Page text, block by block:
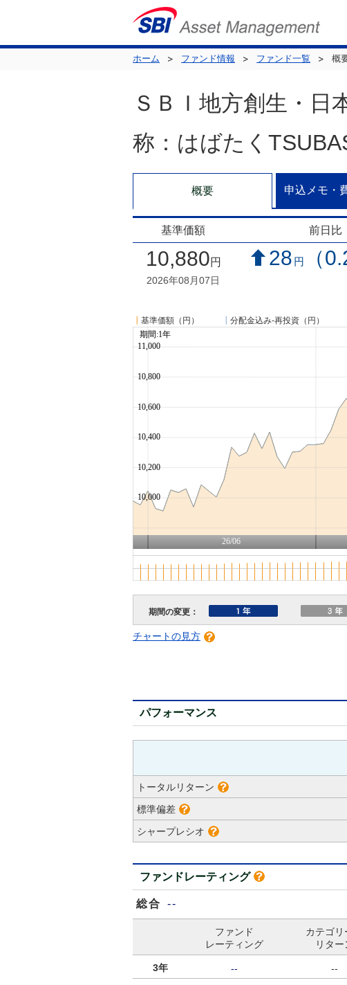
ホーム ファンド情報 ファンド一覧 概
ＳＢＩ地方創生・日
称：はばたく
概要 申込メモ・
基準価額 前日比
10,880円 28 円 （
2026年08月07日
基準価額（円） 分配金込み-再投資（円）
期間の変更：
チャートの見方
パフォーマンス
トータルリターン
標準偏差
シャープレシオ
ファンドレーティング
総合 --
ファンド
レーティング
カテゴリ
リター
3年 -- --